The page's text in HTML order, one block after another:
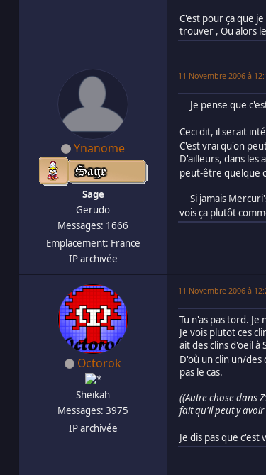
C'est pour ça que
trouver , Ou alors
Ynanome
Sage
Gerudo
Messages: 1666
Emplacement: France
IP archivée
11 Novembre 2006 à
Je pense que
Ceci dit, il serait
C'est vrai qu'on
D'ailleurs, dans
peut-être quelque
Si jamais
vois ça plutôt
Octorok
Sheikah
Messages: 3975
IP archivée
11 Novembre 2006 à
Tu n'as pas tord.
Je vois plutot ces
ait des clins d'oeil
D'où un clin un/des
pas le cas.
((Autre chose dans
fait qu'il peut y
Je dis pas que c'est